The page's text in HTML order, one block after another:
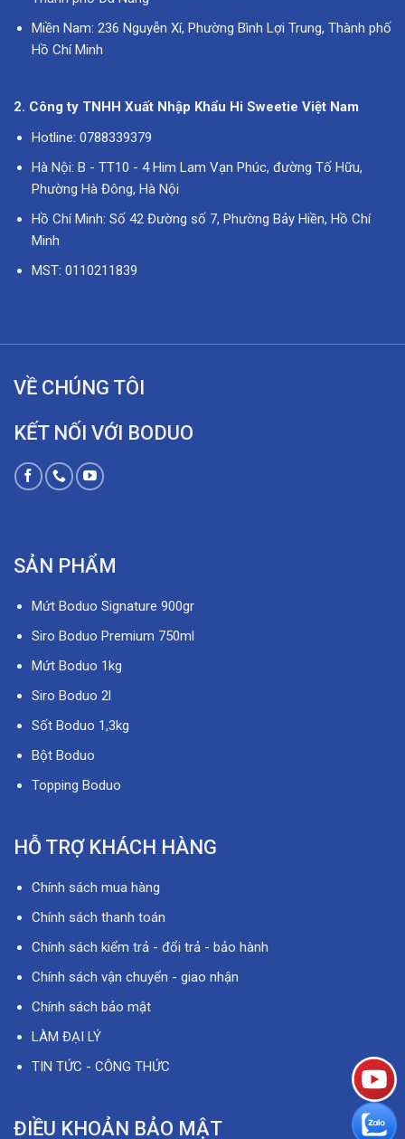
Miền Nam: 236 Nguyễn Xí, Phường Bình Lợi Trung, Thành phố
Hồ Chí Minh
2. Công ty TNHH Xuất Nhập Khẩu Hi Sweetie Việt Nam
Hotline: 0788339379
Hà Nội: B - TT10 - 4 Him Lam Vạn Phúc, đường Tố Hữu,
Phường Hà Đông, Hà Nội
Hồ Chí Minh: Số 42 Đường số 7, Phường Bảy Hiền, Hồ Chí
Minh
MST: 0110211839
VỀ CHÚNG TÔI
KẾT NỐI VỚI BODUO
SẢN PHẨM
Mứt Boduo Signature 900gr
Siro Boduo Premium 750ml
Mứt Boduo 1kg
Siro Boduo 2l
Sốt Boduo 1,3kg
Bột Boduo
Topping Boduo
HỖ TRỢ KHÁCH HÀNG
Chính sách mua hàng
Chính sách thanh toán
Chính sách kiểm trả - đổi trả - bảo hành
Chính sách vận chuyển - giao nhận
Chính sách bảo mật
LÀM ĐẠI LÝ
TIN TỨC - CÔNG THỨC
ĐIỀU KHOẢN BẢO MẬT